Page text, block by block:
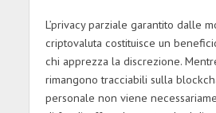
L’privacy parziale garantito dalle
criptovaluta costituisce un
chi apprezza la discrezione.
rimangono tracciabili sulla
personale non viene